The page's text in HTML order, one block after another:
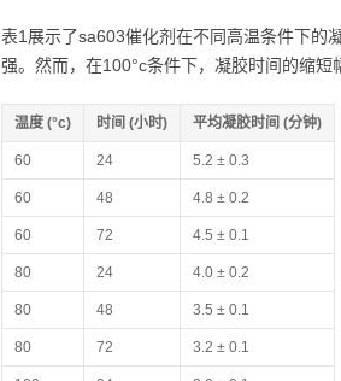
表1展示了sa603催化剂在不同高温条件下的
强。然而，在100°c条件下，凝胶时间的缩短
温度 (°c) 时间 (小时) 平均凝胶时间 (分钟)
60 24 5.2 ± 0.3
60 48 4.8 ± 0.2
60 72 4.5 ± 0.1
80 24 4.0 ± 0.2
80 48 3.5 ± 0.1
80 72 3.2 ± 0.1